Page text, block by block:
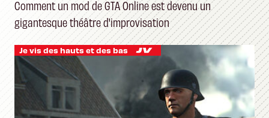
Comment un mod de GTA Online est devenu un
gigantesque théâtre d'improvisation
Je vis des hauts et des bas